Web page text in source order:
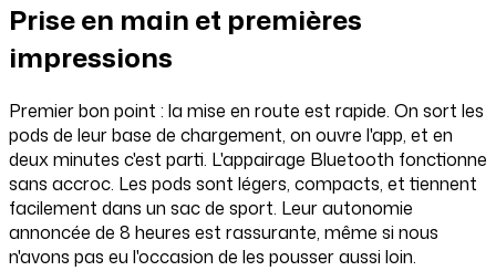
Prise en main et premières
impressions
Premier bon point : la mise en route est rapide. On sort les
pods de leur base de chargement, on ouvre l'app, et en
deux minutes c'est parti. L'appairage Bluetooth fonctionne
sans accroc. Les pods sont légers, compacts, et tiennent
facilement dans un sac de sport. Leur autonomie
annoncée de 8 heures est rassurante, même si nous
n'avons pas eu l'occasion de les pousser aussi loin.